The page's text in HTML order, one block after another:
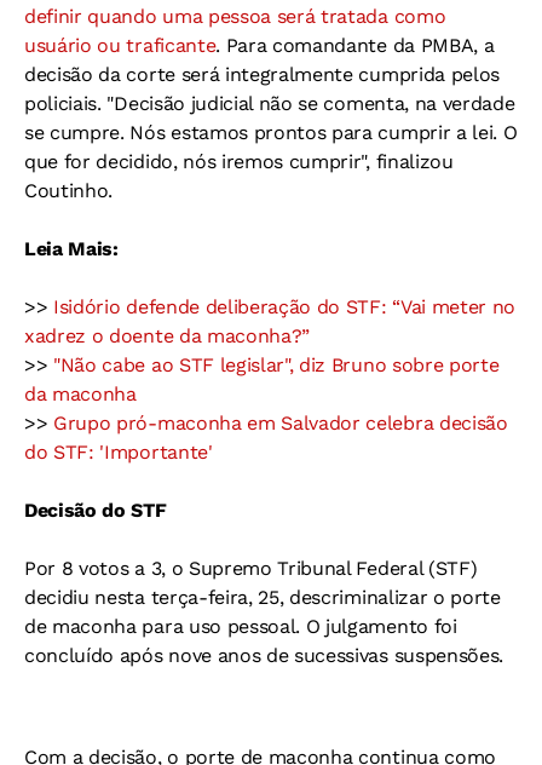
definir quando uma pessoa será tratada como
usuário ou traficante. Para comandante da PMBA, a
decisão da corte será integralmente cumprida pelos
policiais. "Decisão judicial não se comenta, na verdade
se cumpre. Nós estamos prontos para cumprir a lei. O
que for decidido, nós iremos cumprir", finalizou
Coutinho.
Leia Mais:
>> Isidório defende deliberação do STF: “Vai meter no
xadrez o doente da maconha?”
>> "Não cabe ao STF legislar", diz Bruno sobre porte
da maconha
>> Grupo pró-maconha em Salvador celebra decisão
do STF: 'Importante'
Decisão do STF
Por 8 votos a 3, o Supremo Tribunal Federal (STF)
decidiu nesta terça-feira, 25, descriminalizar o porte
de maconha para uso pessoal. O julgamento foi
concluído após nove anos de sucessivas suspensões.
Com a decisão, o porte de maconha continua como